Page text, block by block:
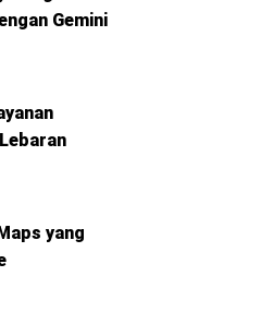
Gemini
yang